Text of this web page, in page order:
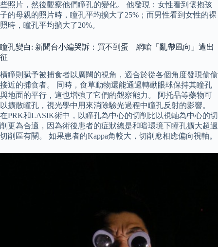
些照片，然後觀察他們瞳孔的變化。 他發現：女性看到懷抱孩
子的母親的照片時，瞳孔平均擴大了25%；而男性看到女性的裸
照時，瞳孔平均擴大了20%。
瞳孔變白: 新聞台小編哭訴：買不到蛋 網嗆「亂帶風向」遭出
征
橫瞳則賦予被捕食者以廣闊的視角，適合於從各個角度發現偷偷
接近的捕食者。 同時，食草動物還能通過轉動眼球保持其瞳孔
與地面的平行，這也增強了它們的觀察能力。 阿托品等藥物可
以擴散瞳孔，視光學中用來消除驗光過程中瞳孔反射的影響。
在PRK和LASIK術中，以瞳孔為中心的切削比以視軸為中心的切
削更為合適，因為術後患者的症狀總是和暗環境下瞳孔擴大超過
切削區有關。 如果患者的Kappa角較大，切削應相應偏向視軸。